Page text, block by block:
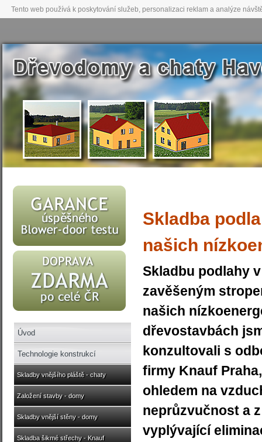
Tento web používá k poskytování služeb, personalizaci reklam a analýze
Úvod
Technologie konstrukcí
Skladby vnějšího pláště - chaty
Založení stavby - domy
Skladby vnější stěny - domy
Skladba šikmé střechy - Knauf
Skladba
našich
Skladbu podlahy
zavěšeným
našich
dřevostavbách
konzultovali s
firmy Knauf
ohledem na
neprůzvučnost a
vyplývající